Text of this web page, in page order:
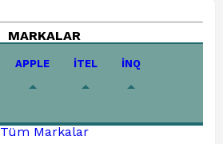
MARKALAR
APPLE İTEL İNQ
Tüm Markalar